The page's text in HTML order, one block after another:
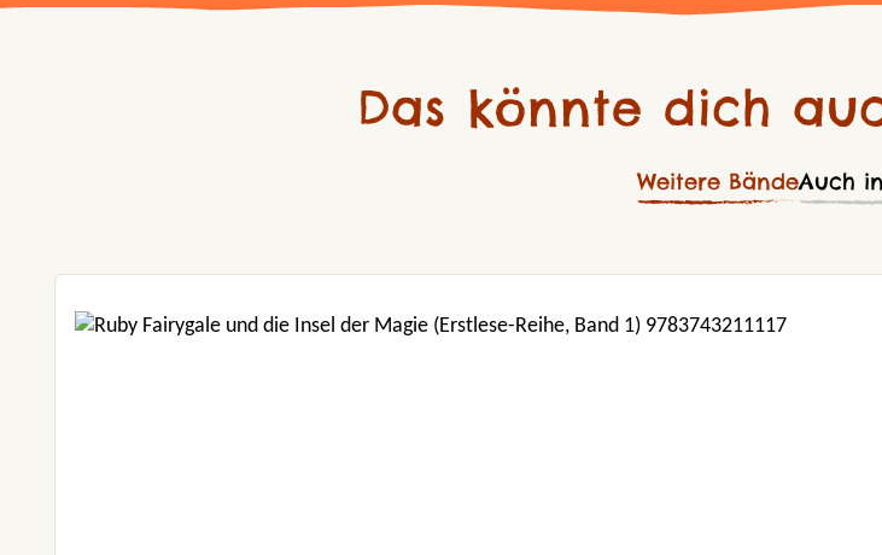
Das könnte dich
Weitere BändeAuch